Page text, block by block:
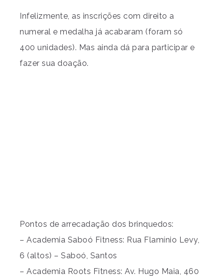
Infelizmente, as inscrições com direito a
numeral e medalha já acabaram (foram só
400 unidades). Mas ainda dá para participar e
fazer sua doação.
Pontos de arrecadação dos brinquedos:
– Academia Saboó Fitness: Rua Flamínio Levy,
6 (altos) – Saboó, Santos
– Academia Roots Fitness: Av. Hugo Maia, 460